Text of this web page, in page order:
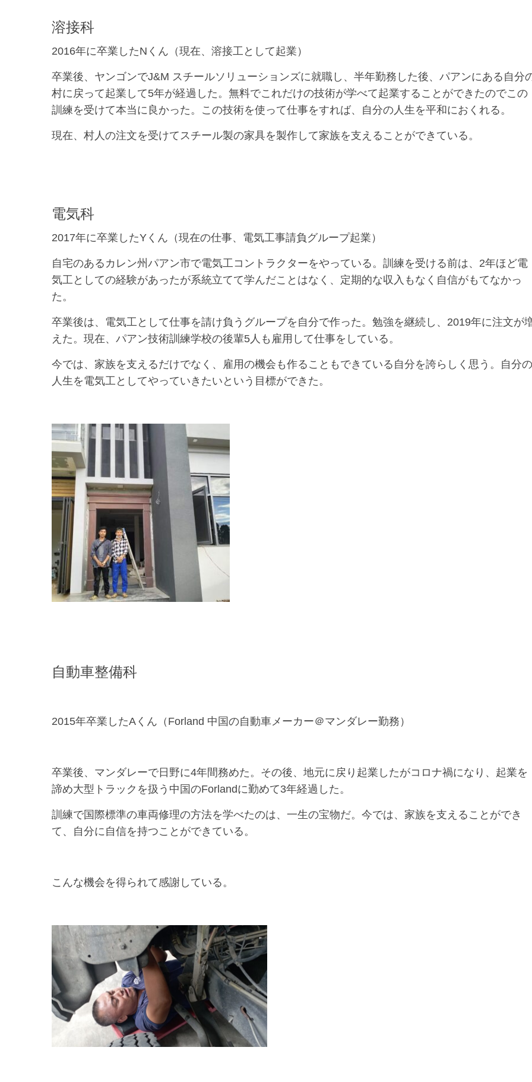
溶接科
2016年に卒業したNくん（現在、溶接工として起業）
卒業後、ヤンゴンでJ&M スチールソリューションズに就職し、半年勤務した後、パアンにある自分
村に戻って起業して5年が経過した。無料でこれだけの技術が学べて起業することができたのでこの
訓練を受けて本当に良かった。この技術を使って仕事をすれば、自分の人生を平和におくれる。
現在、村人の注文を受けてスチール製の家具を製作して家族を支えることができている。
電気科
2017年に卒業したYくん（現在の仕事、電気工事請負グループ起業）
自宅のあるカレン州パアン市で電気工コントラクターをやっている。訓練を受ける前は、2年ほど電
気工としての経験があったが系統立てて学んだことはなく、定期的な収入もなく自信がもてなかっ
た。
卒業後は、電気工として仕事を請け負うグループを自分で作った。勉強を継続し、2019年に注文が
えた。現在、パアン技術訓練学校の後輩5人も雇用して仕事をしている。
今では、家族を支えるだけでなく、雇用の機会も作ることもできている自分を誇らしく思う。自分の
人生を電気工としてやっていきたいという目標ができた。
自動車整備科
2015年卒業したAくん（Forland 中国の自動車メーカー＠マンダレー勤務）
卒業後、マンダレーで日野に4年間務めた。その後、地元に戻り起業したがコロナ禍になり、起業を
諦め大型トラックを扱う中国のForlandに勤めて3年経過した。
訓練で国際標準の車両修理の方法を学べたのは、一生の宝物だ。今では、家族を支えることができ
て、自分に自信を持つことができている。
こんな機会を得られて感謝している。